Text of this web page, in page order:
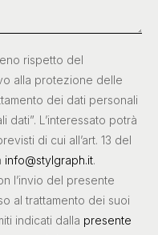
rispetto del
alla protezione delle
dei dati personali
L’interessato potrà
di cui all’art. 13 del
info@stylgraph.it.
l’invio del presente
al trattamento dei suoi
indicati dalla presente